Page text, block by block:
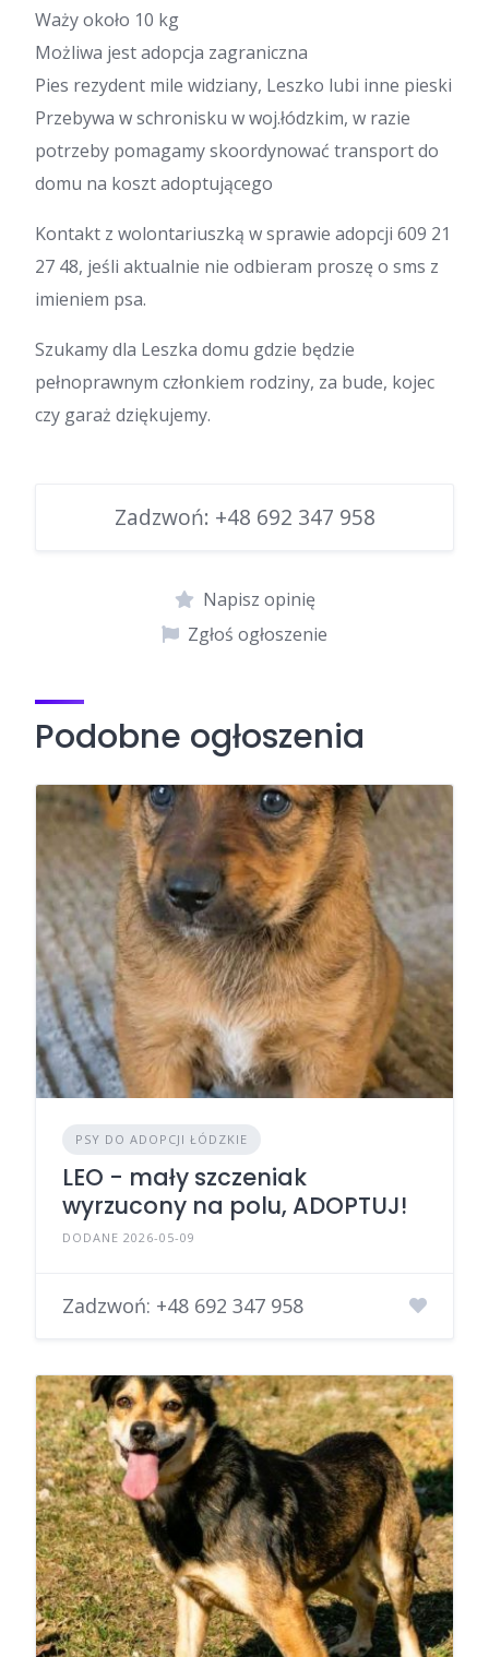
Waży około 10 kg
Możliwa jest adopcja zagraniczna
Pies rezydent mile widziany, Leszko lubi inne pieski
Przebywa w schronisku w woj.łódzkim, w razie
potrzeby pomagamy skoordynować transport do
domu na koszt adoptującego
Kontakt z wolontariuszką w sprawie adopcji 609 21
27 48, jeśli aktualnie nie odbieram proszę o sms z
imieniem psa.
Szukamy dla Leszka domu gdzie będzie
pełnoprawnym członkiem rodziny, za bude, kojec
czy garaż dziękujemy.
Zadzwoń: +48 692 347 958
Napisz opinię
Zgłoś ogłoszenie
Podobne ogłoszenia
PSY DO ADOPCJI ŁÓDZKIE
LEO - mały szczeniak
wyrzucony na polu, ADOPTUJ!
DODANE 2026-05-09
Zadzwoń: +48 692 347 958